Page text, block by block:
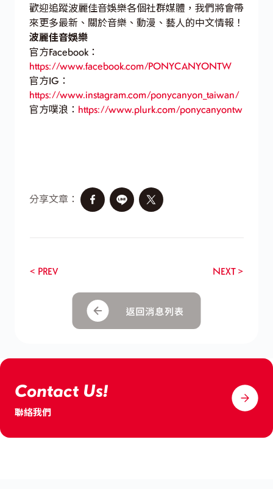
歡迎追蹤波麗佳音娛樂各個社群媒體，我們將會帶
來更多最新、關於音樂、動漫、藝人的中文情報！
波麗佳音娛樂
官方Facebook：
https://www.facebook.com/PONYCANYONTW
官方IG：
https://www.instagram.com/ponycanyon_taiwan/
官方噗浪： https://www.plurk.com/ponycanyontw
分享文章：
< PREV NEXT >
Contact Us!
聯絡我們